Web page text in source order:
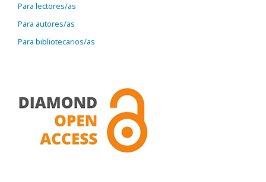
Para lectores/as
Para autores/as
Para bibliotecarios/as